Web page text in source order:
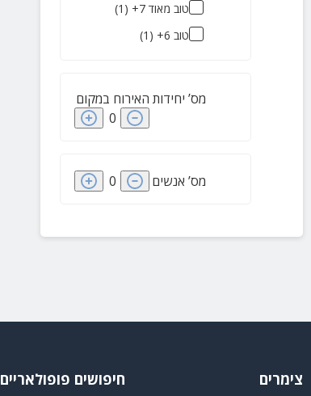
טוב מאוד 7+
(
1
)
טוב 6+
(
1
)
מס’ יחידות האירוח במקום
0
מס’ אנשים 0
צימרים חיפושים פופולאריים